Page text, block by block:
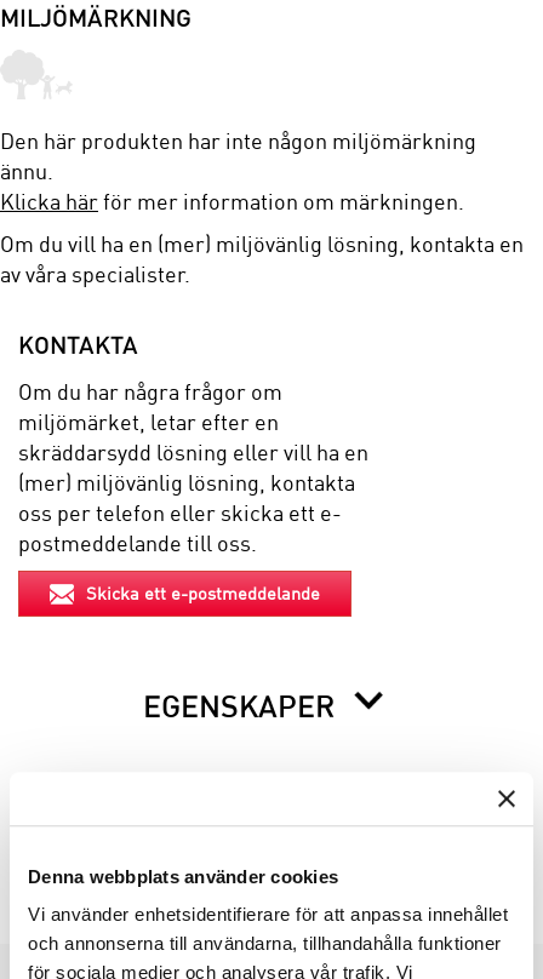
Denna webbplats använder cookies
Vi använder enhetsidentifierare för att anpassa innehållet
och annonserna till användarna, tillhandahålla funktioner
för sociala medier och analysera vår trafik. Vi
MILJÖMÄRKNING
Den här produkten har inte någon miljömärkning
ännu.
Klicka härför mer information om märkningen.
Om du vill ha en (mer) miljövänlig lösning, kontakta en
av våra specialister.
KONTAKTA
Om du har några frågor om
miljömärket, letar efter en
skräddarsydd lösning eller vill ha en
(mer) miljövänlig lösning, kontakta
oss per telefon eller skicka ett e-
postmeddelande till oss.
Skicka ett e-postmeddelande
EGENSKAPER
INFO INNAN DU ORDERAR